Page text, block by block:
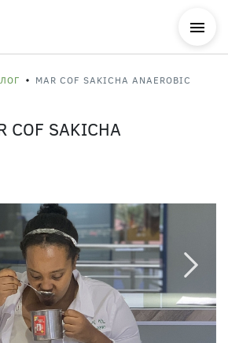
MAR COF SAKICHA ANAEROBIC
SAKICHA